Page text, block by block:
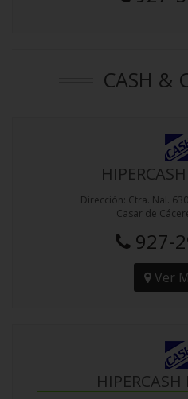
CASH &
Dirección: Ctra. Nal.
Casar de
927-
Ver